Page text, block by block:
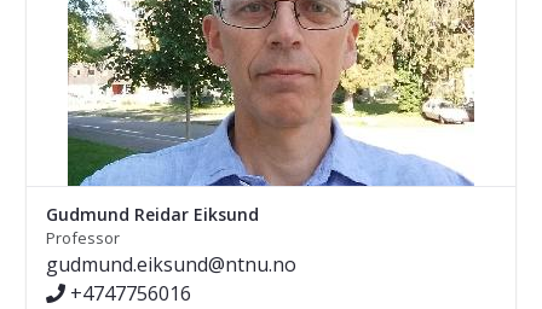
Gudmund Reidar Eiksund
Professor
gudmund.eiksund@ntnu.no
+4747756016